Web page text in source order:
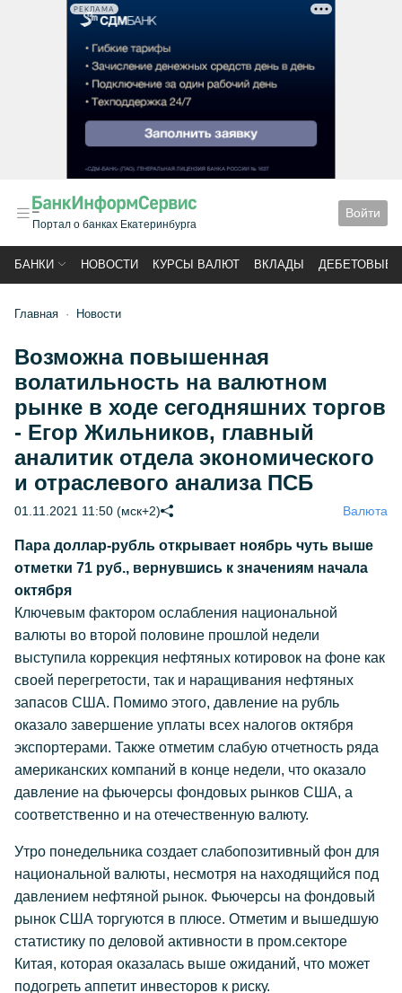
РЕКЛАМА
Портал о банках Екатеринбурга
Войти
БАНКИ НОВОСТИ КУРСЫ ВАЛЮТ ВКЛАДЫ ДЕБЕТОВЫЕ
Главная Новости
Возможна повышенная
волатильность на валютном
рынке в ходе сегодняшних торгов
- Егор Жильников, главный
аналитик отдела экономического
и отраслевого анализа ПСБ
01.11.2021 11:50 (мск+2) Валюта
Пара доллар-рубль открывает ноябрь чуть выше
отметки 71 руб., вернувшись к значениям начала
октября
Ключевым фактором ослабления национальной
валюты во второй половине прошлой недели
выступила коррекция нефтяных котировок на фоне как
своей перегретости, так и наращивания нефтяных
запасов США. Помимо этого, давление на рубль
оказало завершение уплаты всех налогов октября
экспортерами. Также отметим слабую отчетность ряда
американских компаний в конце недели, что оказало
давление на фьючерсы фондовых рынков США, а
соответственно и на отечественную валюту.
Утро понедельника создает слабопозитивный фон для
национальной валюты, несмотря на находящийся под
давлением нефтяной рынок. Фьючерсы на фондовый
рынок США торгуются в плюсе. Отметим и вышедшую
статистику по деловой активности в пром.секторе
Китая, которая оказалась выше ожиданий, что может
подогреть аппетит инвесторов к риску.